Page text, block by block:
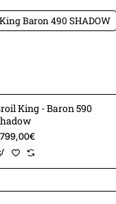
σχάρα : 65 x 20 εκ.
τύπου διπλής
– νέα θέση με κλίση.
σχάρες (Flav-
ατσάλι.
συντήρησης.
(Accu-Temp).
ροής με
Baron 490 SHADOW
King - Baron 590